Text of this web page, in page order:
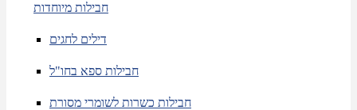
חבילות מיוחדות
דילים לחגים
חבילות ספא בחו"ל
חבילות כשרות לשומרי מסורת